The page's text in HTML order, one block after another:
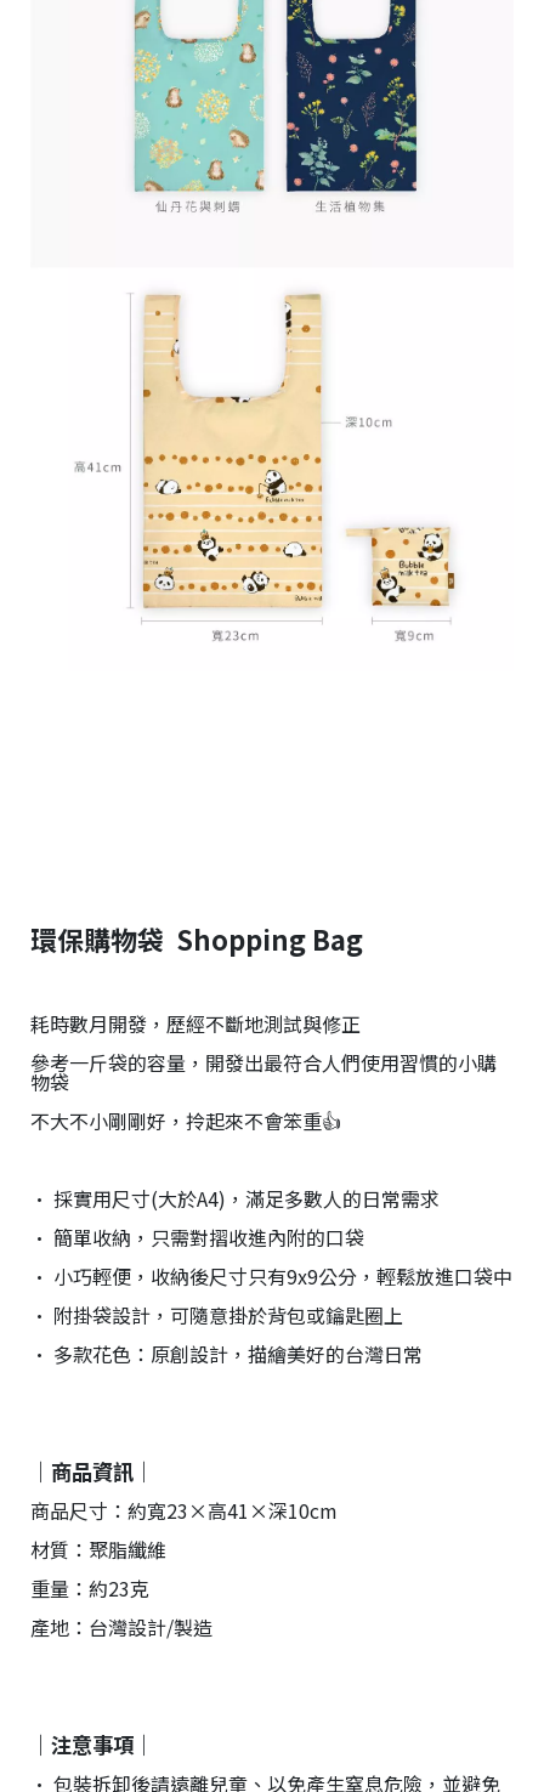
環保購物袋 Shopping Bag
耗時數月開發，歷經不斷地測試與修正
參考一斤袋的容量，開發出最符合人們使用習慣的小購
物袋
不大不小剛剛好，拎起來不會笨重👍
• 採實用尺寸(大於A4)，滿足多數人的日常需求
• 簡單收納，只需對摺收進內附的口袋
• 小巧輕便，收納後尺寸只有9x9公分，輕鬆放進口袋中
• 附掛袋設計，可隨意掛於背包或鑰匙圈上
• 多款花色：原創設計，描繪美好的台灣日常
｜商品資訊｜
商品尺寸：約寬23×高41×深10cm
材質：聚脂纖維
重量：約23克
產地：台灣設計/製造
｜注意事項｜
• 包裝拆卸後請遠離兒童、以免產生窒息危險，並避免